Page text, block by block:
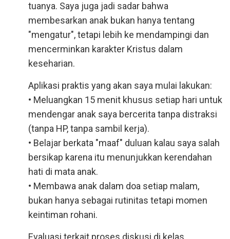
tuanya. Saya juga jadi sadar bahwa
membesarkan anak bukan hanya tentang
"mengatur", tetapi lebih ke mendampingi dan
mencerminkan karakter Kristus dalam
keseharian.
Aplikasi praktis yang akan saya mulai lakukan:
• Meluangkan 15 menit khusus setiap hari untuk
mendengar anak saya bercerita tanpa distraksi
(tanpa HP, tanpa sambil kerja).
• Belajar berkata "maaf" duluan kalau saya salah
bersikap karena itu menunjukkan kerendahan
hati di mata anak.
• Membawa anak dalam doa setiap malam,
bukan hanya sebagai rutinitas tetapi momen
keintiman rohani.
Evaluasi terkait proses diskusi di kelas,